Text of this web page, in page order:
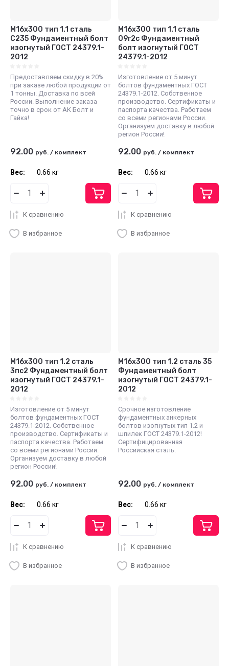
М16x300 тип 1.1 сталь
С235 Фундаментный болт
изогнутый ГОСТ 24379.1-
2012
Предоставляем скидку в 20%
при заказе любой продукции от
1 тонны. Доставка по всей
России. Выполнение заказа
точно в срок от АК Болт и
Гайка!
92.00 руб. / комплект
Вес: 0.66 кг
К сравнению
В избранное
М16x300 тип 1.1 сталь
09г2с Фундаментный
болт изогнутый ГОСТ
24379.1-2012
Изготовление от 5 минут
болтов фундаментных ГОСТ
24379.1-2012. Собственное
производство. Сертификаты и
паспорта качества. Работаем
со всеми регионами России.
Организуем доставку в любой
регион России!
92.00 руб. / комплект
Вес: 0.66 кг
К сравнению
В избранное
М16x300 тип 1.2 сталь
3пс2 Фундаментный болт
изогнутый ГОСТ 24379.1-
2012
Изготовление от 5 минут
болтов фундаментных ГОСТ
24379.1-2012. Собственное
производство. Сертификаты и
паспорта качества. Работаем
со всеми регионами России.
Организуем доставку в любой
регион России!
92.00 руб. / комплект
Вес: 0.66 кг
К сравнению
В избранное
М16x300 тип 1.2 сталь 35
Фундаментный болт
изогнутый ГОСТ 24379.1-
2012
Срочное изготовление
фундаментных анкерных
болтов изогнутых тип 1.2 и
шпилек ГОСТ 24379.1-2012!
Сертифицированная
Российская сталь.
92.00 руб. / комплект
Вес: 0.66 кг
К сравнению
В избранное